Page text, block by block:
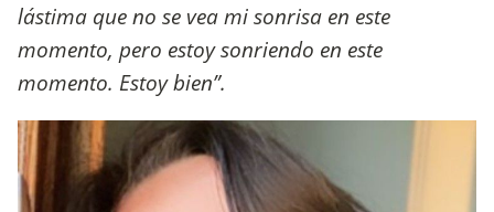
lástima que no se vea mi sonrisa en este
momento, pero estoy sonriendo en este
momento. Estoy bien”.